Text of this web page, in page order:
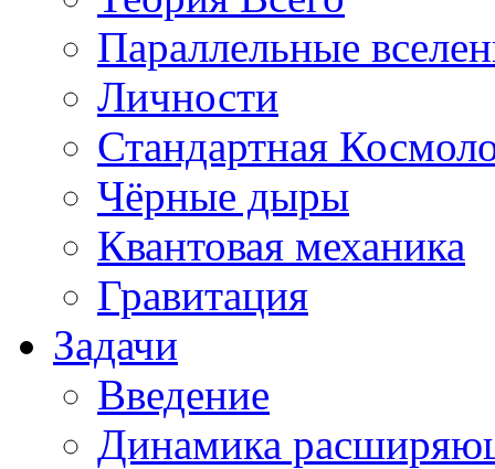
Параллельные
Личности
Стандартная
Чёрные дыры
Квантовая механика
Гравитация
Задачи
Введение
Динамика